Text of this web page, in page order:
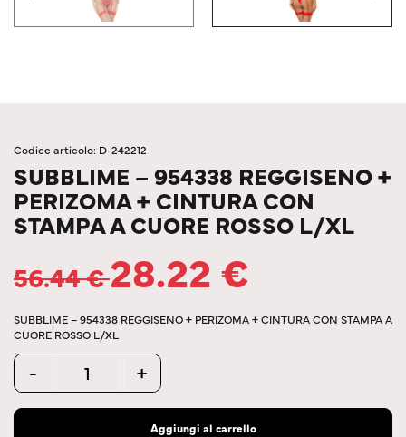
Codice articolo: D-242212
SUBBLIME – 954338 REGGISENO +
PERIZOMA + CINTURA CON
STAMPA A CUORE ROSSO L/XL
56.44€28.22€
SUBBLIME – 954338 REGGISENO + PERIZOMA + CINTURA CON STAMPA A
CUORE ROSSO L/XL
Quantity
- +
Aggiungi al carrello